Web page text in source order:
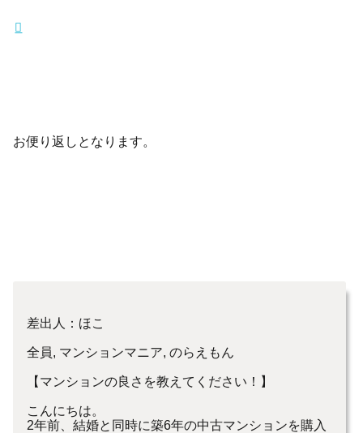
お便り返しとなります。
差出人：ほこ
全員, マンションマニア, のらえもん
【マンションの良さを教えてください！】
こんにちは。
2年前、結婚と同時に築6年の中古マンションを購入